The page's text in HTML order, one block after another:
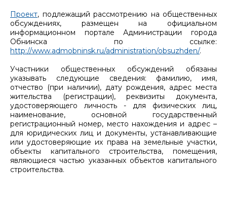
Проект, подлежащий рассмотрению на общественных
обсуждениях, размещен на официальном
информационном портале Администрации города
Обнинска по ссылке:
http://www.admobninsk.ru/administration/obsuzhden/.
Участники общественных обсуждений обязаны
указывать следующие сведения: фамилию, имя,
отчество (при наличии), дату рождения, адрес места
жительства (регистрации), реквизиты документа,
удостоверяющего личность - для физических лиц,
наименование, основной государственный
регистрационный номер, место нахождения и адрес –
для юридических лиц и документы, устанавливающие
или удостоверяющие их права на земельные участки,
объекты капитального строительства, помещения,
являющиеся частью указанных объектов капитального
строительства.